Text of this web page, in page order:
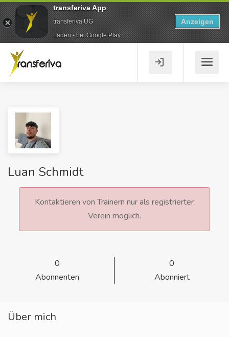
Luan Schmidt
Kontaktieren von Trainern nur als registrierter
Verein möglich.
0
Abonnenten
0
Abonniert
Über mich
transferiva App
transferiva UG
Laden - bei Google Play
Anzeigen